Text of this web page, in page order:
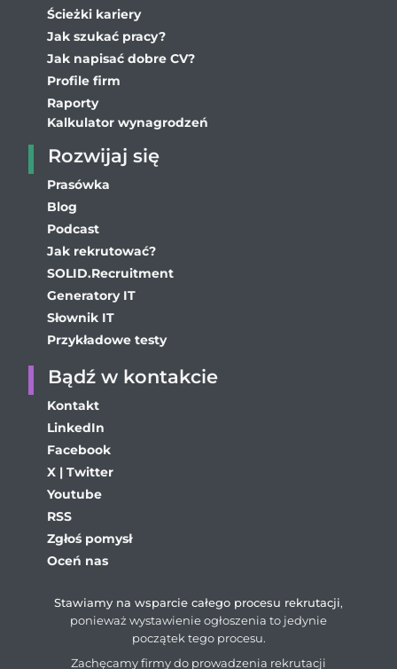
Ścieżki kariery
Jak szukać pracy?
Jak napisać dobre CV?
Profile firm
Raporty
Kalkulator wynagrodzeń
Rozwijaj się
Prasówka
Blog
Podcast
Jak rekrutować?
SOLID.Recruitment
Generatory IT
Słownik IT
Przykładowe testy
Bądź w kontakcie
Kontakt
LinkedIn
Facebook
X | Twitter
Youtube
RSS
Zgłoś pomysł
Oceń nas
Stawiamy na wsparcie całego procesu rekrutacji,
ponieważ wystawienie ogłoszenia to jedynie
początek tego procesu.
Zachęcamy firmy do prowadzenia rekrutacji